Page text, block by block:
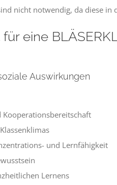
nicht notwendig, da diese in
eine
Auswirkungen
Kooperationsbereitschaft
und Lernfähigkeit
Lernens